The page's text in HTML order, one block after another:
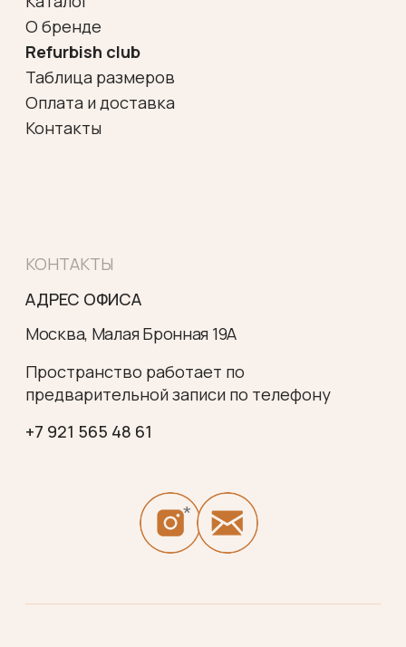
*Meta Platforms Inc запрещена
Договор оферты
Разработка сайта
персональных данных